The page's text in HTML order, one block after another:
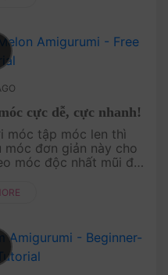
cực dễ, cực nhanh!
móc tập móc len thì
đơn giản này cho
móc độc nhất mũi đơn